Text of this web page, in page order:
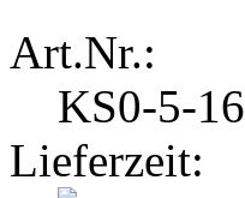
Art.Nr.:
KS0-5-
Lieferzeit: